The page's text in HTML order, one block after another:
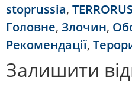
stoprussia,
Головне, Злочин,
Рекомендації,
Залишити